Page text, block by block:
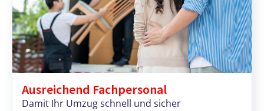
Ausreichend Fachpersonal
Damit Ihr Umzug schnell und sicher